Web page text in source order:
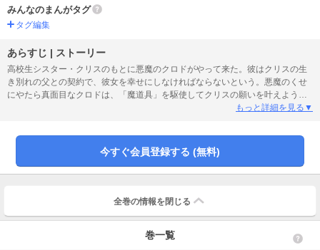
みんなのまんがタグ
タグ編集
あらすじ | ストーリー
高校生シスター・クリスのもとに悪魔のクロドがやって来た。彼はクリスの生
き別れの父との契約で、彼女を幸せにしなければならないという。悪魔のくせ
にやたら真面目なクロドは、「魔道具」を駆使してクリスの願いを叶えようと
するのだが…。果たしてクリスは清く正しいシスターの道を貫けるのか？
もっと詳細を見る▼
今すぐ会員登録する (無料)
全巻の情報を 閉じる
巻一覧